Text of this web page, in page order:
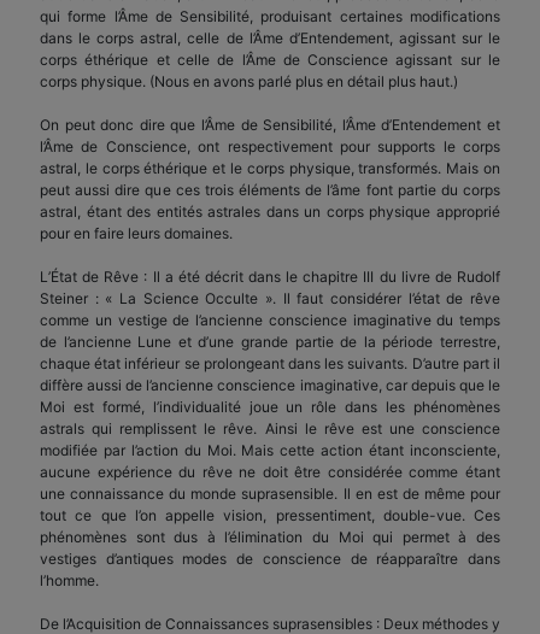
qui forme l’Âme de Sensibilité, produisant certaines modifications
dans le corps astral, celle de l’Âme d’Entendement, agissant sur le
corps éthérique et celle de l’Âme de Conscience agissant sur le
corps physique. (Nous en avons parlé plus en détail plus haut.)
On peut donc dire que l’Âme de Sensibilité, l’Âme d’Entendement et
l’Âme de Conscience, ont respectivement pour supports le corps
astral, le corps éthérique et le corps physique, transformés. Mais on
peut aussi dire que ces trois éléments de l’âme font partie du corps
astral, étant des entités astrales dans un corps physique approprié
pour en faire leurs domaines.
L’État de Rêve : Il a été décrit dans le chapitre III du livre de Rudolf
Steiner : « La Science Occulte ». Il faut considérer l’état de rêve
comme un vestige de l’ancienne conscience imaginative du temps
de l’ancienne Lune et d’une grande partie de la période terrestre,
chaque état inférieur se prolongeant dans les suivants. D’autre part il
diffère aussi de l’ancienne conscience imaginative, car depuis que le
Moi est formé, l’individualité joue un rôle dans les phénomènes
astrals qui remplissent le rêve. Ainsi le rêve est une conscience
modifiée par l’action du Moi. Mais cette action étant inconsciente,
aucune expérience du rêve ne doit être considérée comme étant
une connaissance du monde suprasensible. Il en est de même pour
tout ce que l’on appelle vision, pressentiment, double-vue. Ces
phénomènes sont dus à l’élimination du Moi qui permet à des
vestiges d’antiques modes de conscience de réapparaître dans
l’homme.
De l’Acquisition de Connaissances suprasensibles : Deux méthodes y